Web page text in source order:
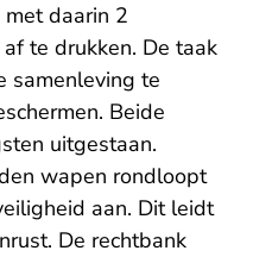
daarin 2
te drukken. De taak
samenleving te
Beide
uitgestaan.
wapen rondloopt
aan. Dit leidt
De rechtbank